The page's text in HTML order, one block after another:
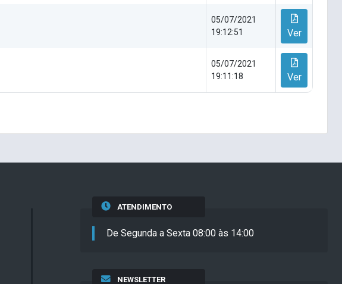
05/07/2021
19:12:51
Ver
05/07/2021
19:11:18
Ver
ATENDIMENTO
De Segunda a Sexta 08:00 às 14:00
NEWSLETTER